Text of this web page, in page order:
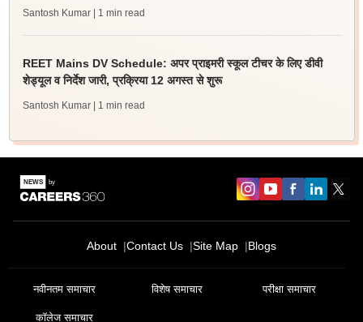
Santosh Kumar | 1 min read
REET Mains DV Schedule: अपर प्राइमरी स्कूल टीचर के लिए डीवी
शेड्यूल व निर्देश जारी, प्रक्रिया 12 अगस्त से शुरू
Santosh Kumar | 1 min read
About Contact Us Site Map Blogs
नवीनतम समाचार विशेष समाचार परीक्षा समाचार
कॉलेज समाचार